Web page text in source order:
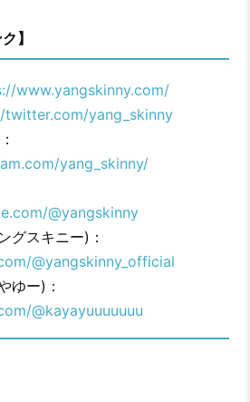
】
www.yangskinny.com/
twitter.com/yang_skinny
yang_skinny/
@yangskinny
スキニー)：
@yangskinny_official
ゆー)：
@kayayuuuuuuu